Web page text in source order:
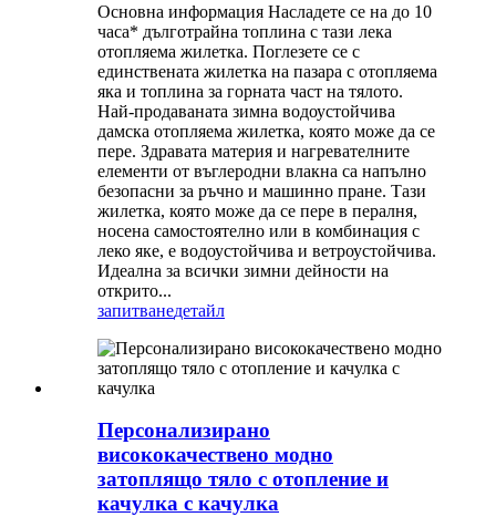
Основна информация Насладете се на до 10
часа* дълготрайна топлина с тази лека
отопляема жилетка. Поглезете се с
единствената жилетка на пазара с отопляема
яка и топлина за горната част на тялото.
Най-продаваната зимна водоустойчива
дамска отопляема жилетка, която може да се
пере. Здравата материя и нагревателните
елементи от въглеродни влакна са напълно
безопасни за ръчно и машинно пране. Тази
жилетка, която може да се пере в пералня,
носена самостоятелно или в комбинация с
леко яке, е водоустойчива и ветроустойчива.
Идеална за всички зимни дейности на
открито...
запитванедетайл
Персонализирано
висококачествено модно
затоплящо тяло с отопление и
качулка с качулка